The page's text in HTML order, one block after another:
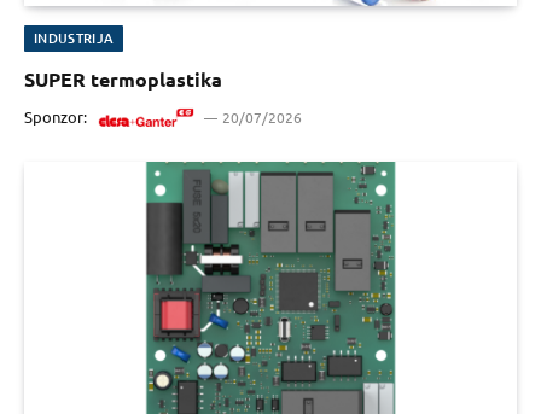
INDUSTRIJA
SUPER termoplastika
Sponzor: 20/07/2026